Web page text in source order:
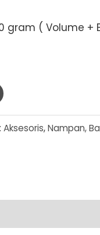
gram ( Volume +
Aksesoris,Nampan,